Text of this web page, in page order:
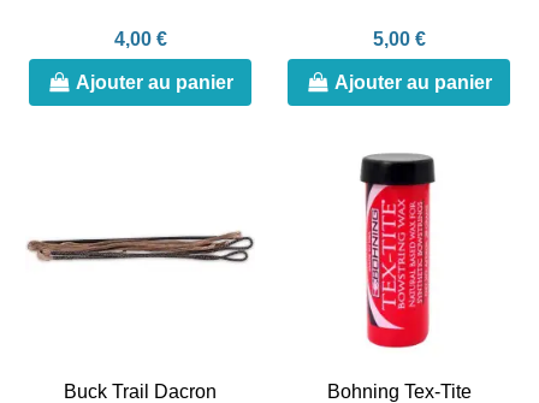
4,00 €
Ajouter au panier
5,00 €
Ajouter au panier
Buck Trail Dacron Bohning Tex-Tite